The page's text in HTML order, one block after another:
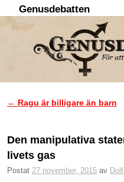
Genusdebatten
Inläggsnavigering
← Ragu är billigare än barn
Den manipulativa
livets gas
Postat 27 november, 2015 av